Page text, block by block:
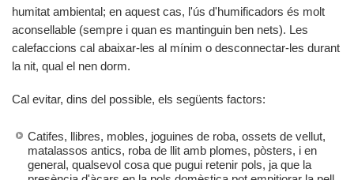
humitat ambiental; en aquest cas, l'ús d'humificadors és molt
aconsellable (sempre i quan es mantinguin ben nets). Les
calefaccions cal abaixar-les al mínim o desconnectar-les durant
la nit, qual el nen dorm.
Cal evitar, dins del possible, els següents factors:
Catifes, llibres, mobles, joguines de roba, ossets de vellut,
matalassos antics, roba de llit amb plomes, pòsters, i en
general, qualsevol cosa que pugui retenir pols, ja que la